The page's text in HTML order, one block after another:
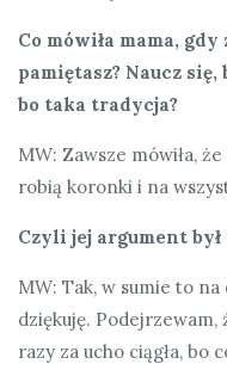
Co mówiła mama,
pamiętasz? Naucz się,
bo taka tradycja?
MW: Zawsze mówiła,
robią koronki i na
Czyli jej argument
MW: Tak, w sumie to
dziękuję.
razy za ucho ciągła, bo